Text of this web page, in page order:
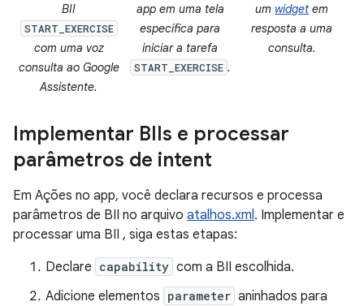
BII
START_EXERCISE
com uma voz
consulta ao Google
Assistente.
app em uma tela
específica para
iniciar a tarefa
START_EXERCISE .
umwidget em
resposta a uma
consulta.
Implementar BIIs e processar
parâmetros de intent
Em Ações no app, você declara recursos e processa
parâmetros de BII no arquivo atalhos.xml . Implementar e
processar uma BII , siga estas etapas:
Declare capability com a BII escolhida.
Adicione elementos parameter aninhados para